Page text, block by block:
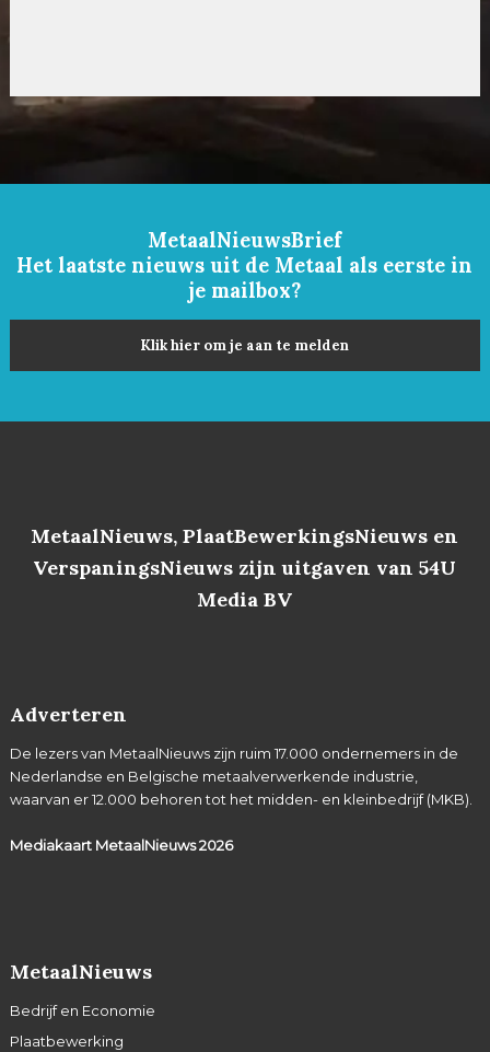
MetaalNieuwsBrief
Het laatste nieuws uit de Metaal als eerste in
je mailbox?
Klik hier om je aan te melden
MetaalNieuws, PlaatBewerkingsNieuws en
VerspaningsNieuws zijn uitgaven van 54U
Media BV
Adverteren
De lezers van MetaalNieuws zijn ruim 17.000 ondernemers in de
Nederlandse en Belgische metaalverwerkende industrie,
waarvan er 12.000 behoren tot het midden- en kleinbedrijf (MKB).
Mediakaart MetaalNieuws2026
MetaalNieuws
Bedrijf en Economie
Plaatbewerking